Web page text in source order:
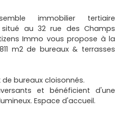
immobilier tertiaire
au 32 rue des Champs
Immo vous propose à la
m2 de bureaux & terrasses
de bureaux cloisonnés.
et bénéficient d'une
Espace d'accueil.